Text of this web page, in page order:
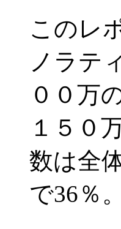
このレ
ノラテ
００万
１５０
数は全
で36％。